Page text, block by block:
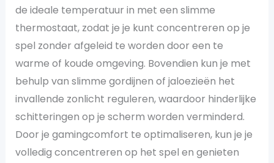
de ideale temperatuur in met een slimme
thermostaat, zodat je je kunt concentreren op je
spel zonder afgeleid te worden door een te
warme of koude omgeving. Bovendien kun je met
behulp van slimme gordijnen of jaloezieën het
invallende zonlicht reguleren, waardoor hinderlijke
schitteringen op je scherm worden verminderd.
Door je gamingcomfort te optimaliseren, kun je je
volledig concentreren op het spel en genieten